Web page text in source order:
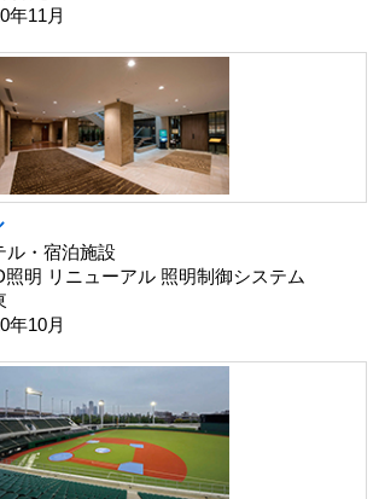
年11月
ル・宿泊施設
照明 リニューアル 照明制御システム
年10月